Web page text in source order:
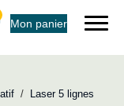
Mon panier
/
Laser 5 lignes